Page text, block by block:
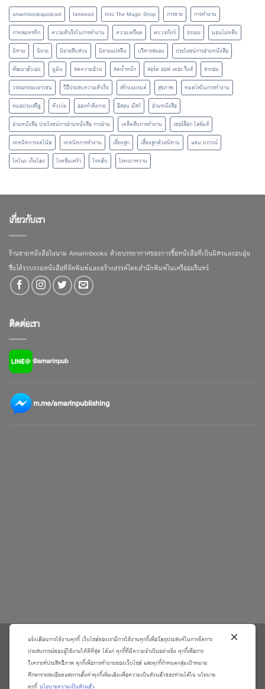
amarinbookspodcast famiread Into The Magic Shop การขาย
การทำงาน
กาหลมหรทึก
ความสำเร็จในการทำงาน ความเครียด ดร.วรภัทร์ ธรรมะ
นอนไม่หลับ
นิทาน
นิยาย นิยายสืบสวน นิยายแปลจีน บริหารสมอง
ประโยชน์การอ่านหนังสือ
พัฒนาตัวเอง
มูมิน ลดความอ้วน ลดน้ำหนัก ลอร์ด ออฟ เดอะ ริงส์
ลากอม
วรรณกรรมเยาวชน
วิธีประสบความสำเร็จ สร้างแบรนด์ สุขภาพ
หมดไฟในการทำงาน
หมอประเสริฐ
หัวเว่ย ออกกำลังกาย อีลอน มัสก์
อ่านหนังสือ
อ่านหนังสือ ประโยชน์การอ่านหนังสือ การอ่าน
เคล็ดลับการทำงาน
เชอร์ล็อก โฮล์มส์
เทคนิคการจดโน้ต
เทคนิคการทำงาน เลี้ยงลูก เลี้ยงลูกด้วยนิทาน
แดน บราวน์
โคโนะ เก็นโตะ
โรคซึมเศร้า โรคตับ โรคเบาหวาน
เกี่ยวกับเรา
ร้านขายหนังสือในนาม Amarinbooks ด้วยบรรยากาศของการซื้อหนังสือที่เป็นมิตรและอบอุ่น
ซึ่งได้รวบรวมหนังสือที่จัดพิมพ์และสร้างสรรค์โดยสำนักพิมพ์ในเครืออมรินทร์
ติดต่อเรา
@amarinpub
m.me/amarinpublishing
\
เกี่ยวกับเรา
วิธีการสั่งซื้อสินค้าและการรับประกันสินค้า
แจ้งชำระเงิน
แจ้งเตือนการใช้งานคุกกี้ เว็บไซต์ของเรามีการใช้งานคุกกี้เพื่อวัตถุประสงค์ในการจัดการ
ประสบการณ์ของผู้ใช้งานให้ดีที่สุด ได้แก่ คุกกี้ที่มีความจำเป็นอย่างยิ่ง คุกกี้เพื่อการ
วิเคราะห์ประสิทธิภาพ คุกกี้เพื่อการทำงานของเว็บไซต์ และคุกกี้กำหนดกลุ่มเป้าหมาย
ศึกษารายละเอียดและการตั้งค่าคุกกี้เพิ่มเติมเพื่อความเป็นส่วนตัวของท่านได้ใน นโยบาย
คุกกี้ นโยบายความเป็นส่วนตัว